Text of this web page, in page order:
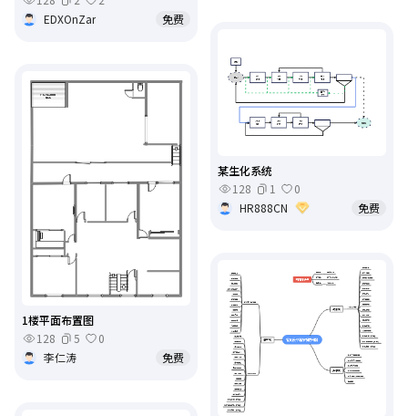
EDXOnZar
免费
某生化系统
128
1
0
HR888CN
免费
1楼平面布置图
128
5
0
李仁涛
免费